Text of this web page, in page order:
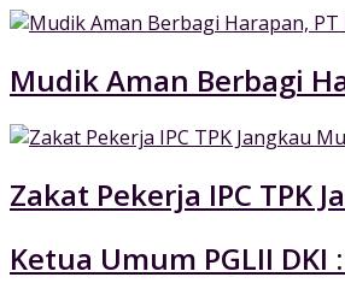
Mudik Aman Berbagi
Zakat Pekerja IPC TPK
Ketua Umum PGLII